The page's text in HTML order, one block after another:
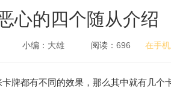
心的四个随从介绍
小编： 大雄 阅读： 696 在手
牌都有不同的效果，那么其中就有几个